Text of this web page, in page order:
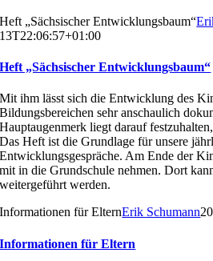
Heft „Sächsischer Entwicklungsbaum“
13T22:06:57+01:00
Heft „Sächsischer Entwicklungsbaum“
Mit ihm lässt sich die Entwicklung des
Bildungsbereichen sehr anschaulich doku
Hauptaugenmerk liegt darauf
Das Heft ist die Grundlage fürunsere
Entwicklungsgespräche. Am Ende der
mit in die Grundschulenehmen. Dort
weitergeführt werden.
Informationen für ElternErik Schumann
Informationen für Eltern